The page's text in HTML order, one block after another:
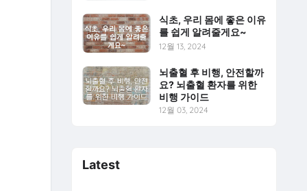
식초, 우리 몸에 좋은 이유
를 쉽게 알려줄게요~
12월 13, 2024
뇌출혈 후 비행, 안전할까
요? 뇌출혈 환자를 위한
비행 가이드
12월 03, 2024
Latest